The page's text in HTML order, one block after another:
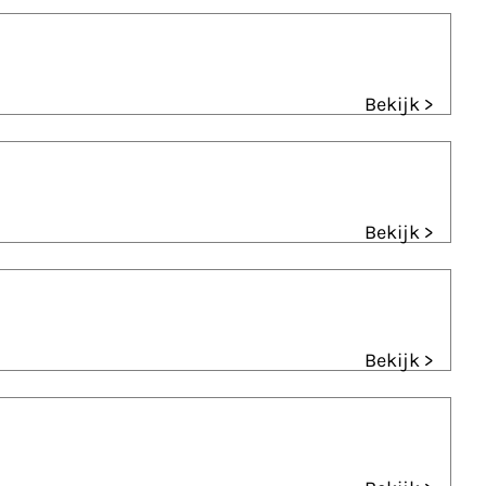
Bekijk >
Bekijk >
Bekijk >